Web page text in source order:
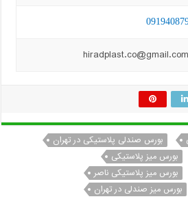
بورس صندلی پلاستیکی در تهران
بورس میز پلاستیکی
بورس میز پلاستیکی ناصر
بورس میز صندلی در تهران